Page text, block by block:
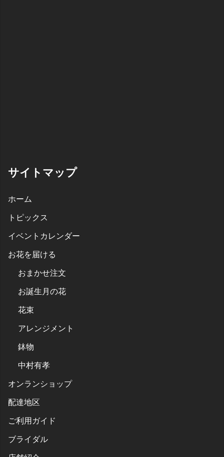
サイトマップ
ホーム
トピックス
イベントカレンダー
お花を届ける
おまかせ注文
お誕生月の花
花束
アレンジメント
鉢物
中村有孝
オンランショップ
配達地区
ご利用ガイド
ブライダル